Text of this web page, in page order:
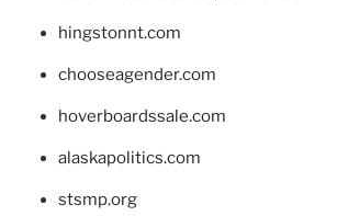
hingstonnt.com
chooseagender.com
hoverboardssale.com
alaskapolitics.com
stsmp.org